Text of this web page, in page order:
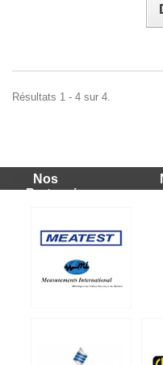
Résultats 1 - 4 sur 4.
Nos
Partenaires